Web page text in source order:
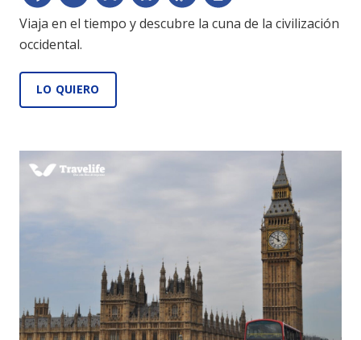
Viaja en el tiempo y descubre la cuna de la civilización
occidental.
LO QUIERO